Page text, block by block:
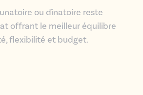
ou dînatoire reste
offrant le meilleur équilibre
flexibilité et budget.